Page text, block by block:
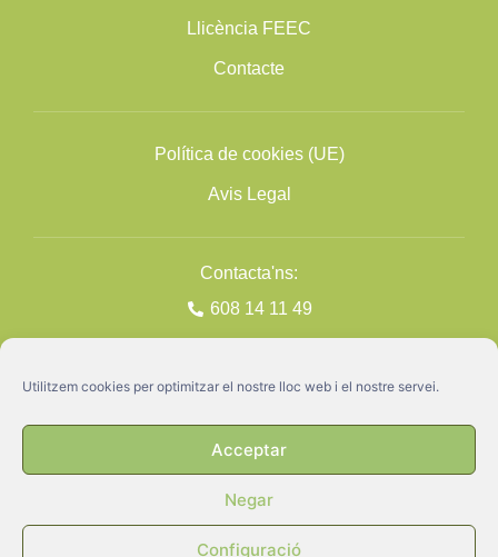
Utilitzem cookies per optimitzar el nostre lloc web i el nostre servei.
Acceptar
Negar
Configuració
Llicència FEEC
Contacte
Política de cookies (UE)
Avis Legal
Contacta'ns:
608 14 11 49
GATA ©2026
Disseny + ProgramacióNimia Comunicació